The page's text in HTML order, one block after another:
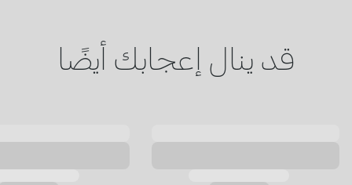
قد ينال إعجابك أيضًا